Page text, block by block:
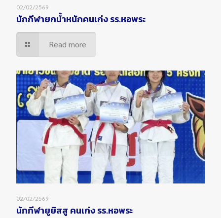
02/02/2569
นักกีฬายกน้ำหนักคนเก่ง รร.หอพระ
Read more
02/02/2569
นักกีฬายูยิสสู คนเก่ง รร.หอพระ